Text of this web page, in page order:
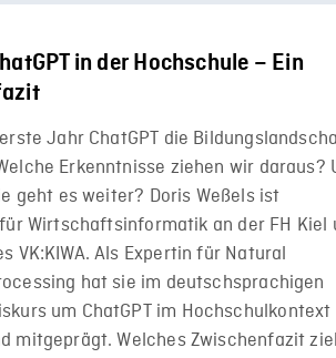
in der Hochschule – Ein
Jahr ChatGPT die
Erkenntnisse ziehen wir daraus?
geht es weiter? Doris Weßels ist
Wirtschaftsinformatik an der FH Kiel
VK:KIWA. Als Expertin für Natural
hat sie im deutschsprachigen
um ChatGPT im Hochschulkontext
mitgeprägt. Welches Zwischenfazit